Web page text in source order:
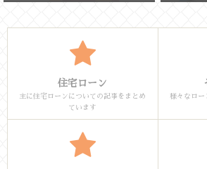
住宅ローン
主に住宅ローンについての記事をまとめ
ています
様々なロー